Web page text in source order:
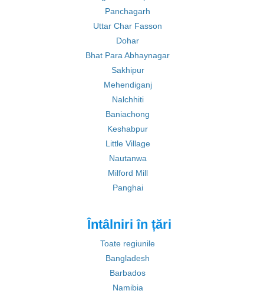
Panchagarh
Uttar Char Fasson
Dohar
Bhat Para Abhaynagar
Sakhipur
Mehendiganj
Nalchhiti
Baniachong
Keshabpur
Little Village
Nautanwa
Milford Mill
Panghai
Întâlniri în țări
Toate regiunile
Bangladesh
Barbados
Namibia